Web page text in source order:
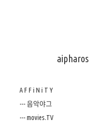
aipharos
A F F i N i T Y
--- 음악야그
--- movies.TV